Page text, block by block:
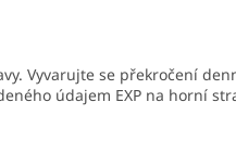
Vyvarujte se překročení
údajem EXP na horní